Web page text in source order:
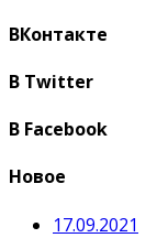
ВКонтакте
В Twitter
В Facebook
Новое
17.09.2021